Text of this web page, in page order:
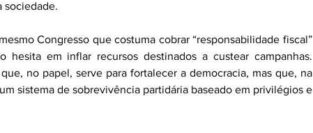
sociedade.
Congresso que costuma cobrar “responsabilidade fiscal”
hesita em inflar recursos destinados a custear campanhas.
no papel, serve para fortalecer a democracia, mas que, na
sistema de sobrevivência partidária baseado em privilégios e